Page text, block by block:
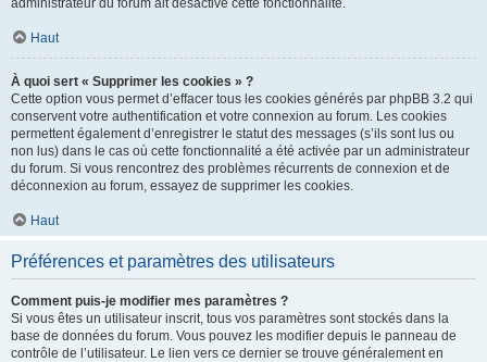
administrateur du forum ait désactivé cette fonctionnalité.
Haut
À quoi sert « Supprimer les cookies » ?
Cette option vous permet d’effacer tous les cookies générés par phpBB 3.2 qui
conservent votre authentification et votre connexion au forum. Les cookies
permettent également d’enregistrer le statut des messages (s’ils sont lus ou
non lus) dans le cas où cette fonctionnalité a été activée par un administrateur
du forum. Si vous rencontrez des problèmes récurrents de connexion et de
déconnexion au forum, essayez de supprimer les cookies.
Haut
Préférences et paramètres des utilisateurs
Comment puis-je modifier mes paramètres ?
Si vous êtes un utilisateur inscrit, tous vos paramètres sont stockés dans la
base de données du forum. Vous pouvez les modifier depuis le panneau de
contrôle de l’utilisateur. Le lien vers ce dernier se trouve généralement en